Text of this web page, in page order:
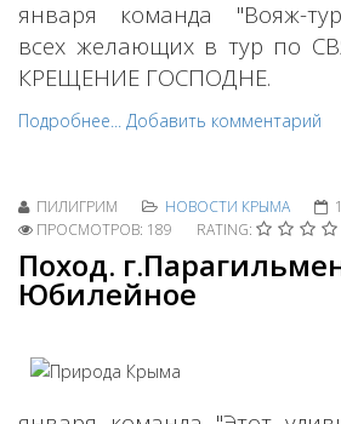
января команда "Вояж-
всех желающих в тур по
КРЕЩЕНИЕ ГОСПОДНЕ.
Подробнее... Добавить комментарий
ПИЛИГРИМ НОВОСТИ КРЫМА
ПРОСМОТРОВ: 189
RATING:
Поход.
Юбилейное